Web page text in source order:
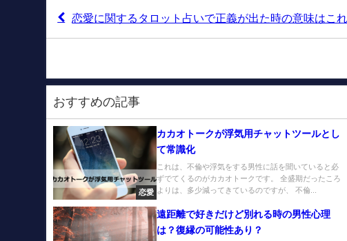
恋愛に関するタロット占いで正義が出た時の意味はこれ
おすすめの記事
恋愛
カカオトークが浮気用チャットツールとし
て常識化
これは、不倫や浮気をする男性に話を聞いていると必
ずでてくるのがカカオトークです。 全盛期だったころ
よりは、多少減ってきているのですが、 不倫...
遠距離で好きだけど別れる時の男性心理
は？復縁の可能性あり？